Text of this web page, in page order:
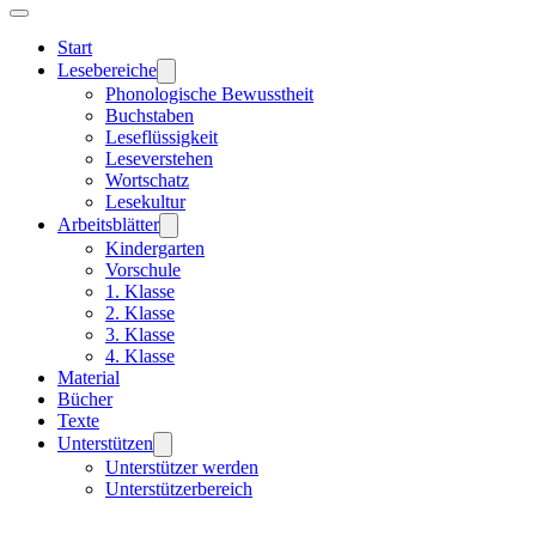
Start
Lesebereiche
Phonologische Bewusstheit
Buchstaben
Leseflüssigkeit
Leseverstehen
Wortschatz
Lesekultur
Arbeitsblätter
Kindergarten
Vorschule
1. Klasse
2. Klasse
3. Klasse
4. Klasse
Material
Bücher
Texte
Unterstützen
Unterstützer werden
Unterstützerbereich